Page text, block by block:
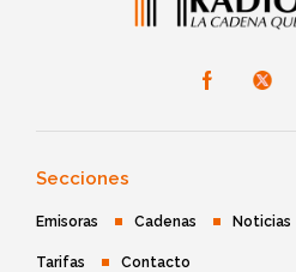
Secciones
Emisoras Cadenas Noticias
Tarifas Contacto